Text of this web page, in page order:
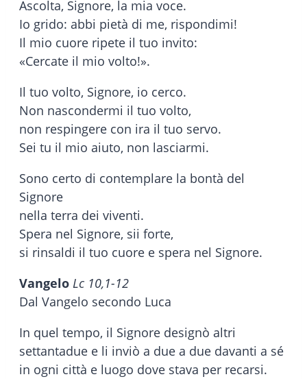
Ascolta, Signore, la mia voce.
Io grido: abbi pietà di me, rispondimi!
Il mio cuore ripete il tuo invito:
«Cercate il mio volto!».
Il tuo volto, Signore, io cerco.
Non nascondermi il tuo volto,
non respingere con ira il tuo servo.
Sei tu il mio aiuto, non lasciarmi.
Sono certo di contemplare la bontà del
Signore
nella terra dei viventi.
Spera nel Signore, sii forte,
si rinsaldi il tuo cuore e spera nel Signore.
Vangelo Lc 10,1-12
Dal Vangelo secondo Luca
In quel tempo, il Signore designò altri
settantadue e li inviò a due a due davanti a sé
in ogni città e luogo dove stava per recarsi.